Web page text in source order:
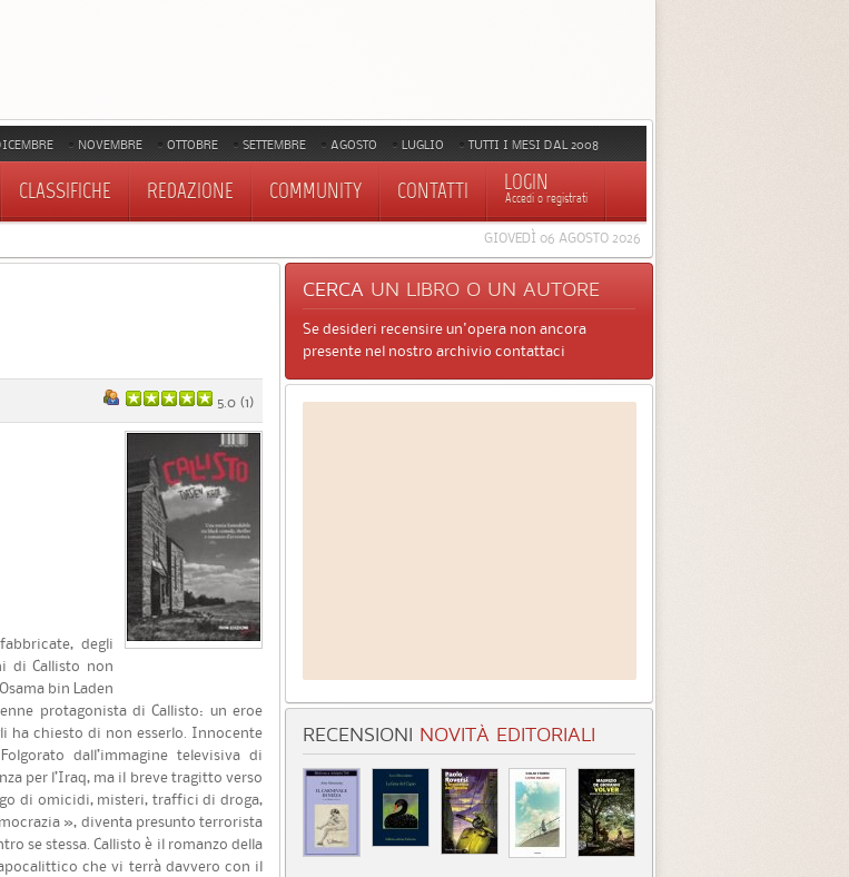
NOVEMBRE OTTOBRE SETTEMBRE AGOSTO LUGLIO TUTTI I MESI DAL 2008
CLASSIFICHE REDAZIONE COMMUNITY CONTATTI LOGIN
Accedi o registrati
GIOVEDÌ 06 AGOSTO 2026
5.0 (1)
degli
di Callisto non
bin Laden
protagonista di Callisto: un eroe
ha chiesto di non esserlo. Innocente
dall’immagine televisiva di
per l’Iraq, ma il breve tragitto verso
di omicidi, misteri, traffici di droga,
», diventa presunto terrorista
se stessa. Callisto è il romanzo della
che vi terrà davvero con il
CERCA UN LIBRO O UN AUTORE
Se desideri recensire un'opera non ancora
presente nel nostro archivio contattaci
RECENSIONI NOVITÀ EDITORIALI